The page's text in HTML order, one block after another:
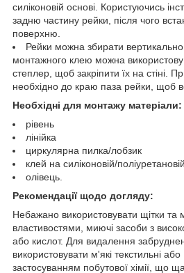
силіконовій основі. Користуючись
задню частину рейки, після чого
поверхню.
Рейки можна збирати
монтажного клею можна
степлер, щоб закріпити їх на стіні.
необхідно до краю паза рейки, щоб
Необхідні для монтажу матеріали:
рівень
лінійка
циркулярна пилка/лобзик
клей на силіконовій/
олівець.
Рекомендації щодо догляду:
Небажано використовувати щітки та
властивостями, миючі засоби з
або кислот. Для видалення
використовувати м'які текстильні або
застосуванням побутової хімії, що